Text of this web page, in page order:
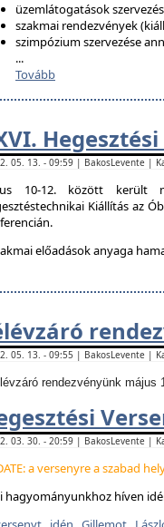
üzemlátogatások
szakmai rendezvények
szimpózium szervezése
...
Tovább
05. 13. - 09:59 | BakosLevente |
10-12. között került
Kiállítás az
előadások anyaga
05. 13. - 09:55 | BakosLevente |
rendezvényünk május
03. 30. - 20:59 | BakosLevente |
a versenyre a szabad
hagyományunkhoz híven